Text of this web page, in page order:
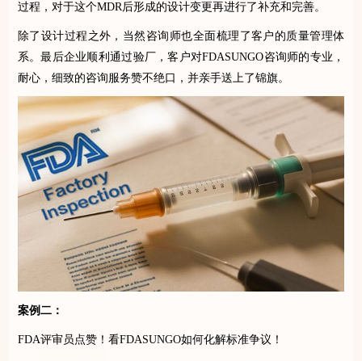
过程，对于这个MDR后形成的设计变更再进行了补充和完善。
除了设计过程之外，当然咨询师也全面梳理了客户的质量管理体
系。最后企业顺利通过验厂，客户对FDASUNGO咨询师的专业，
耐心，细致的咨询服务赞不绝口，并亲手送上了锦旗。
案例二：
FDA评审员点赞！看FDASUNGO如何化解标准争议！